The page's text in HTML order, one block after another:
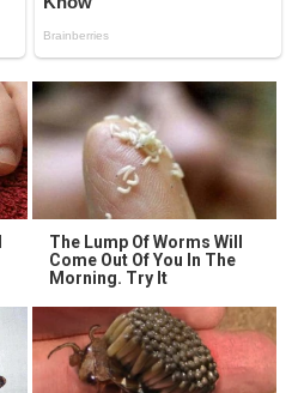
The Lump Of Worms Will
Come Out Of You In The
Morning. Try It